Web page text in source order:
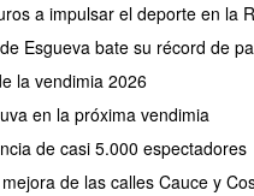
a impulsar el deporte en la
Esgueva bate su récord de
la vendimia 2026
en la próxima vendimia
de casi 5.000 espectadores
de las calles Cauce y